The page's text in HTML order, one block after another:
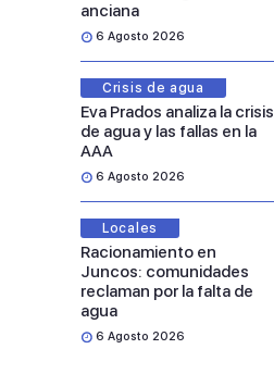
anciana
6 Agosto 2026
Crisis de agua
Eva Prados analiza la crisis
de agua y las fallas en la
AAA
6 Agosto 2026
Locales
Racionamiento en
Juncos: comunidades
reclaman por la falta de
agua
6 Agosto 2026